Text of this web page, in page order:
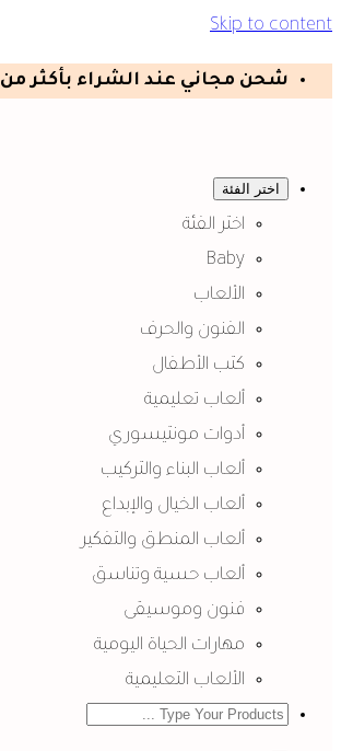
Skip to content
شحن مجاني عند الشراء بأكثر من 199 ₪
اختر الفئة
اختر الفئة
Baby
الألعاب
الفنون والحرف
كتب الأطفال
ألعاب تعليمية
أدوات مونتيسوري
ألعاب البناء والتركيب
ألعاب الخيال والإبداع
ألعاب المنطق والتفكير
ألعاب حسية وتناسق
فنون وموسيقى
مهارات الحياة اليومية
الألعاب التعليمية